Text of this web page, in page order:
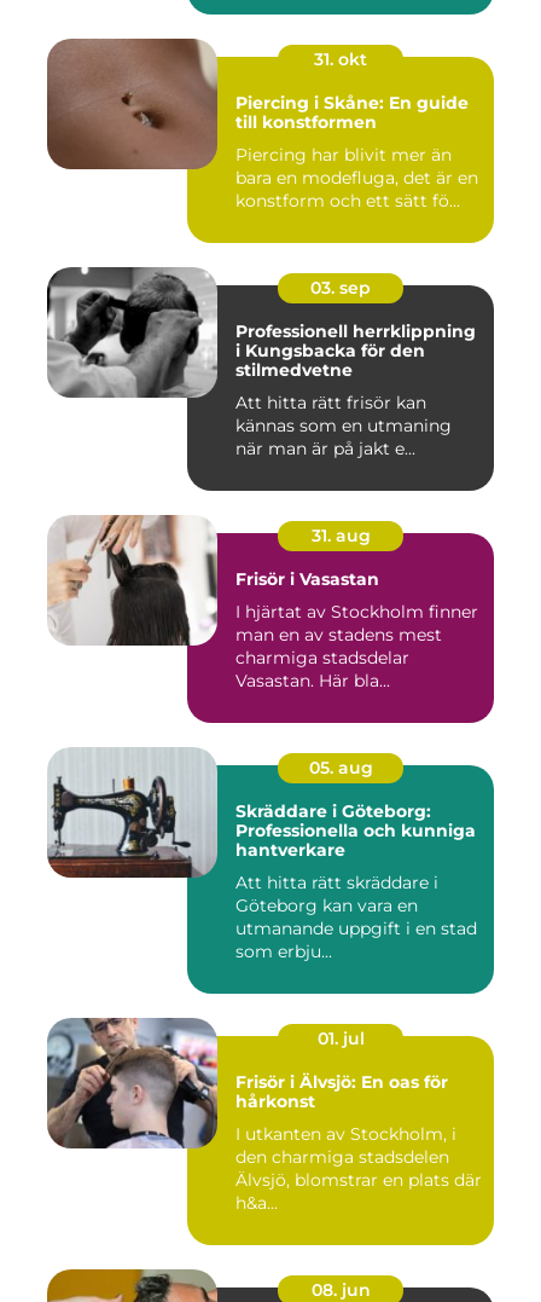
31. okt
Piercing i Skåne: En guide
till konstformen
Piercing har blivit mer än
bara en modefluga, det är en
konstform och ett sätt fö...
03. sep
Professionell herrklippning
i Kungsbacka för den
stilmedvetne
Att hitta rätt frisör kan
kännas som en utmaning
när man är på jakt e...
31. aug
Frisör i Vasastan
I hjärtat av Stockholm finner
man en av stadens mest
charmiga stadsdelar
Vasastan. Här bla...
05. aug
Skräddare i Göteborg:
Professionella och kunniga
hantverkare
Att hitta rätt skräddare i
Göteborg kan vara en
utmanande uppgift i en stad
som erbju...
01. jul
Frisör i Älvsjö: En oas för
hårkonst
I utkanten av Stockholm, i
den charmiga stadsdelen
Älvsjö, blomstrar en plats där
h&a...
08. jun